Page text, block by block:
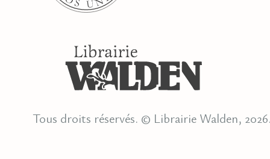
Tous droits réservés. © Librairie Walden,